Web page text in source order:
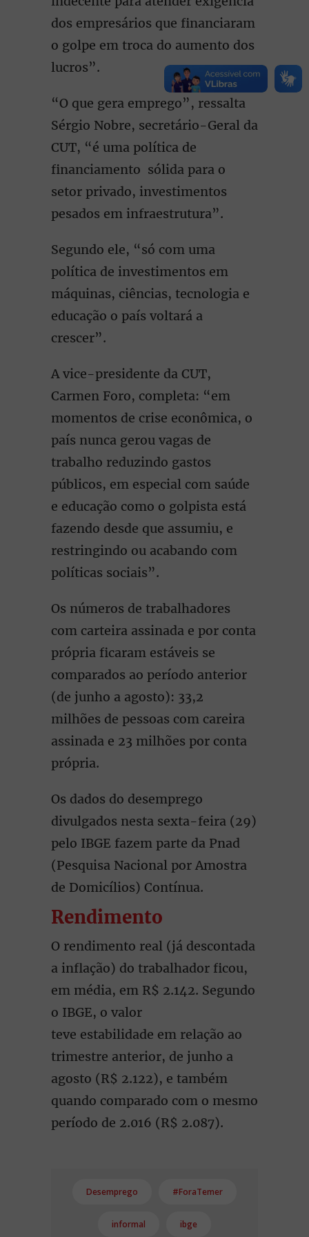
dos empresários que financiaram
o golpe em troca do aumento dos
lucros”.
“O que gera emprego”, ressalta
Sérgio Nobre, secretário-Geral da
CUT, “é uma política de
financiamento sólida para o
setor privado, investimentos
pesados em infraestrutura”.
Segundo ele, “só com uma
política de investimentos em
máquinas, ciências, tecnologia e
educação o país voltará a
crescer”.
A vice-presidente da CUT,
Carmen Foro, completa: “em
momentos de crise econômica, o
país nunca gerou vagas de
trabalho reduzindo gastos
públicos, em especial com saúde
e educação como o golpista está
fazendo desde que assumiu, e
restringindo ou acabando com
políticas sociais”.
Os números de trabalhadores
com carteira assinada e por conta
própria ficaram estáveis se
comparados ao período anterior
(de junho a agosto): 33,2
milhões de pessoas com careira
assinada e 23 milhões por conta
própria.
Os dados do desemprego
divulgados nesta sexta-feira (29)
pelo IBGE fazem parte da Pnad
(Pesquisa Nacional por Amostra
de Domicílios) Contínua.
Rendimento
O rendimento real (já descontada
a inflação) do trabalhador ficou,
em média, em R$ 2.142. Segundo
o IBGE, o valor
teve estabilidade em relação ao
trimestre anterior, de junho a
agosto (R$ 2.122), e também
quando comparado com o mesmo
período de 2.016 (R$ 2.087).
Desemprego #ForaTemer
informal ibge